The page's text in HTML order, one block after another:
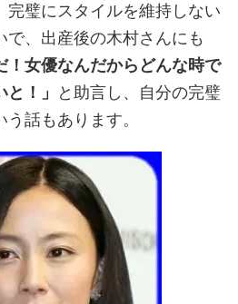
完璧にスタイルを維持しない
で、出産後の木村さんにも
！女優なんだからどんな時で
！」
と助言し、自分の完璧
話もあります。